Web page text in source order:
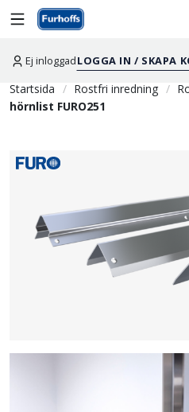
Ej inloggadLOGGA IN / SKAPA
Startsida Rostfri inredning
hörnlist FURO251